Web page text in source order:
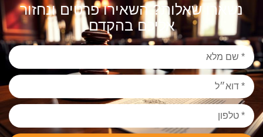
נשארו שאלות? השאירו פרטים ונחזור
אליכם בהקדם